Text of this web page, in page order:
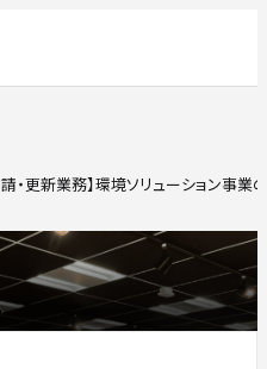
・更新業務】環境ソリューション事業